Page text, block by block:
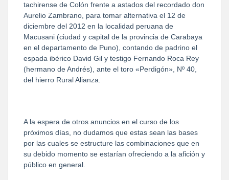
tachirense de Colón frente a astados del recordado don
Aurelio Zambrano, para tomar alternativa el 12 de
diciembre del 2012 en la localidad peruana de
Macusani (ciudad y capital de la provincia de Carabaya
en el departamento de Puno), contando de padrino el
espada ibérico David Gil y testigo Fernando Roca Rey
(hermano de Andrés), ante el toro «Perdigón», Nº 40,
del hierro Rural Alianza.
A la espera de otros anuncios en el curso de los
próximos días, no dudamos que estas sean las bases
por las cuales se estructure las combinaciones que en
su debido momento se estarían ofreciendo a la afición y
público en general.